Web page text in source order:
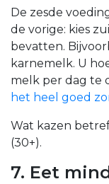
De zesde
de vorige: kies
bevatten.
karnemelk. U
melk per dag te
het heel goed
Wat kazen
(30+).
7. Eet